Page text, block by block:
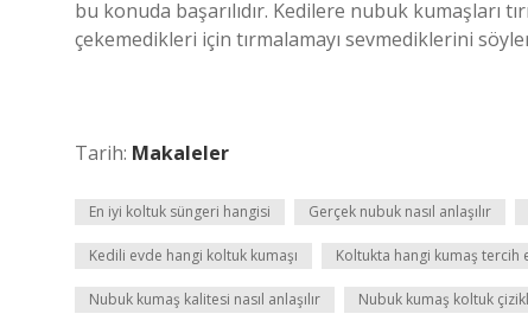
bu konuda başarılıdır. Kedilere nubuk kumaşları
çekemedikleri için tırmalamayı sevmediklerini
Tarih: Makaleler
En iyi koltuk süngeri hangisi Gerçek nubuk nasıl anlaşılır
Kedili evde hangi koltuk kumaşı Koltukta hangi kumaş tercih
Nubuk kumaş kalitesi nasıl anlaşılır Nubuk kumaş koltuk